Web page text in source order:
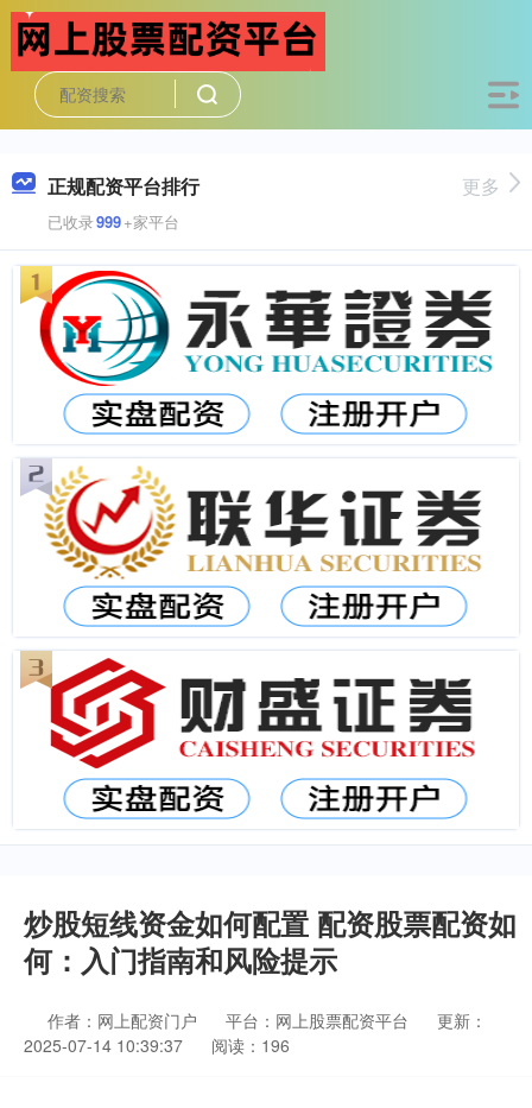
正规配资平台排行
已收录999+家平台
更多
炒股短线资金如何配置 配资股票配资如
何：入门指南和风险提示
作者：网上配资门户 平台：网上股票配资平台
更新：
2025-07-14 10:39:37
阅读：196